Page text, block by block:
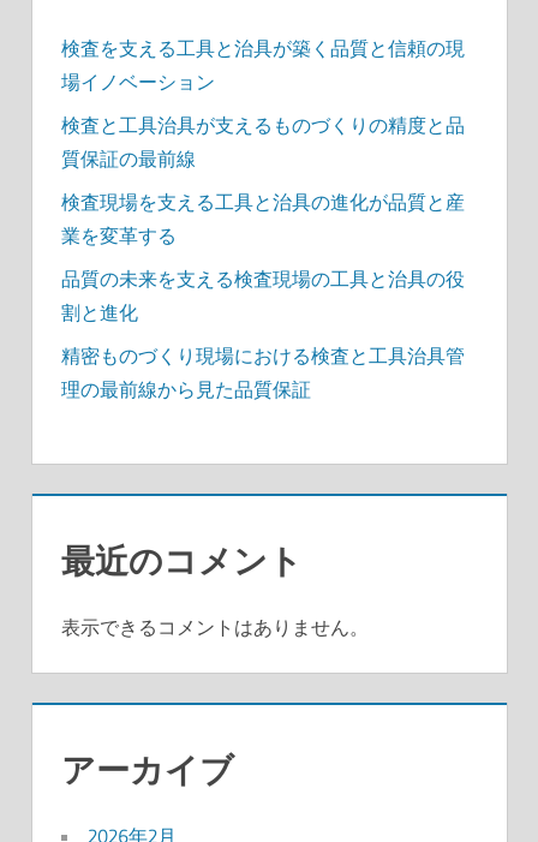
検査を支える工具と治具が築く品質と信頼の現
場イノベーション
検査と工具治具が支えるものづくりの精度と品
質保証の最前線
検査現場を支える工具と治具の進化が品質と産
業を変革する
品質の未来を支える検査現場の工具と治具の役
割と進化
精密ものづくり現場における検査と工具治具管
理の最前線から見た品質保証
最近のコメント
表示できるコメントはありません。
アーカイブ
2026年2月